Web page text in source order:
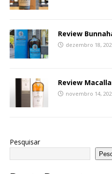
Review
dezembro 18,
Review
novembro 14,
Pesquisar